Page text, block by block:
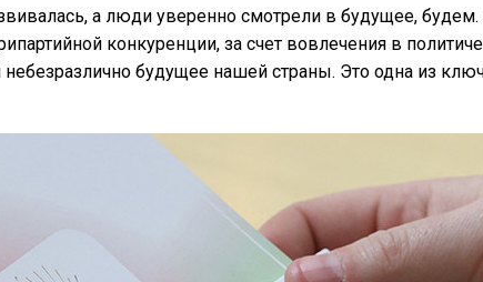
а люди уверенно смотрели в будущее,
конкуренции, за счет вовлечения в
будущее нашей страны. Это одна из